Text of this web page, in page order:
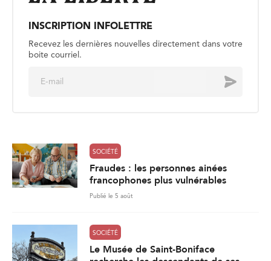
INSCRIPTION INFOLETTRE
Recevez les dernières nouvelles directement dans votre
boite courriel.
Envoyer
SOCIÉTÉ
Fraudes : les personnes ainées
francophones plus vulnérables
Publié le 5 août
SOCIÉTÉ
Le Musée de Saint-Boniface